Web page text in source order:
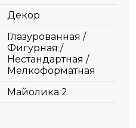
Декор
Глазурованная /
Фигурная /
Нестандартная /
Мелкоформатная
Майолика 2